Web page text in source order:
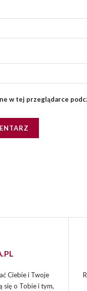
w tej przeglądarce
Ciebie i Twoje
się o Tobie i tym,